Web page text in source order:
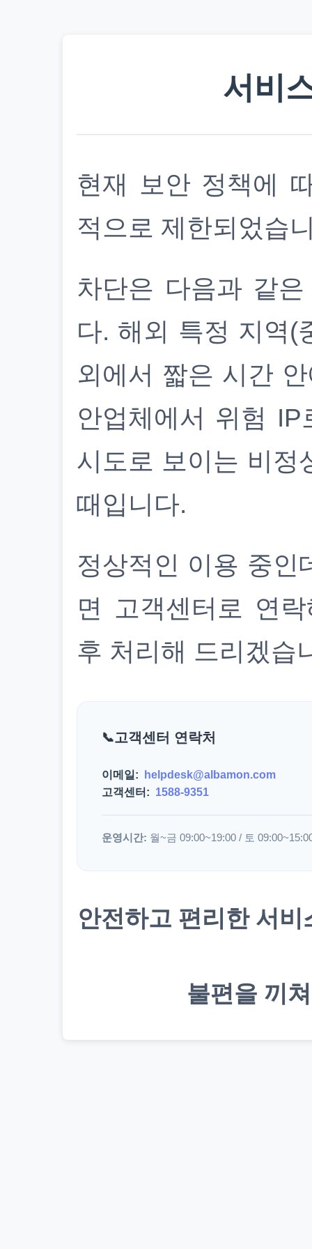
서비
현재 보안 정책에
적으로 제한되었습
차단은 다음과 같
다. 해외 특정 지역(
외에서 짧은 시간
안업체에서 위험
시도로 보이는 비정
때입니다.
정상적인 이용 중인
면 고객센터로 연
후 처리해 드리겠습
고객센터 연락처
이메일:
helpdesk@albamon.com
고객센터: 1588-9351
운영시간: 월~금 09:00~19:00 / 토
안전하고 편리한 서
불편을 끼